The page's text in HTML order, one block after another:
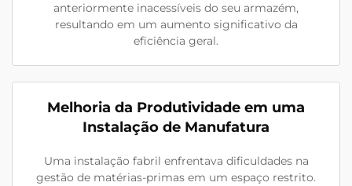
anteriormente inacessíveis do seu armazém,
resultando em um aumento significativo da
eficiência geral.
Melhoria da Produtividade em uma
Instalação de Manufatura
Uma instalação fabril enfrentava dificuldades na
gestão de matérias-primas em um espaço restrito.